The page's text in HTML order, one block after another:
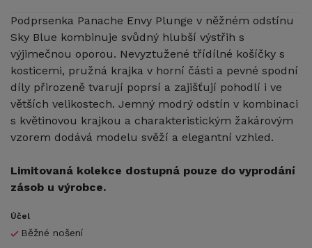
Podprsenka Panache Envy Plunge v něžném odstínu
Sky Blue kombinuje svůdný hlubší výstřih s
výjimečnou oporou. Nevyztužené třídílné košíčky s
kosticemi, pružná krajka v horní části a pevné spodní
díly přirozeně tvarují poprsí a zajišťují pohodlí i ve
větších velikostech. Jemný modrý odstín v kombinaci
s květinovou krajkou a charakteristickým žakárovým
vzorem dodává modelu svěží a elegantní vzhled.
Limitovaná kolekce dostupná pouze do vyprodání
zásob u výrobce.
Účel
Běžné nošení